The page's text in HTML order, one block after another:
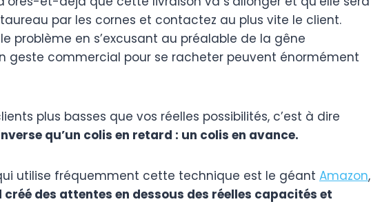
par les cornes et contactez au plus vite le client.
problème en s’excusant au préalable de la gêne
geste commercial pour se racheter peuvent énormément
plus basses que vos réelles possibilités, c’est à dire
qu’un colis en retard : un colis en avance.
utilise fréquemment cette technique est le géant Amazon,
créé des attentes en dessous des réelles capacités et